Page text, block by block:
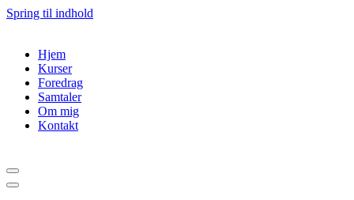
Spring til indhold
Hjem
Kurser
Foredrag
Samtaler
Om mig
Kontakt
Navigation
menu
Navigation